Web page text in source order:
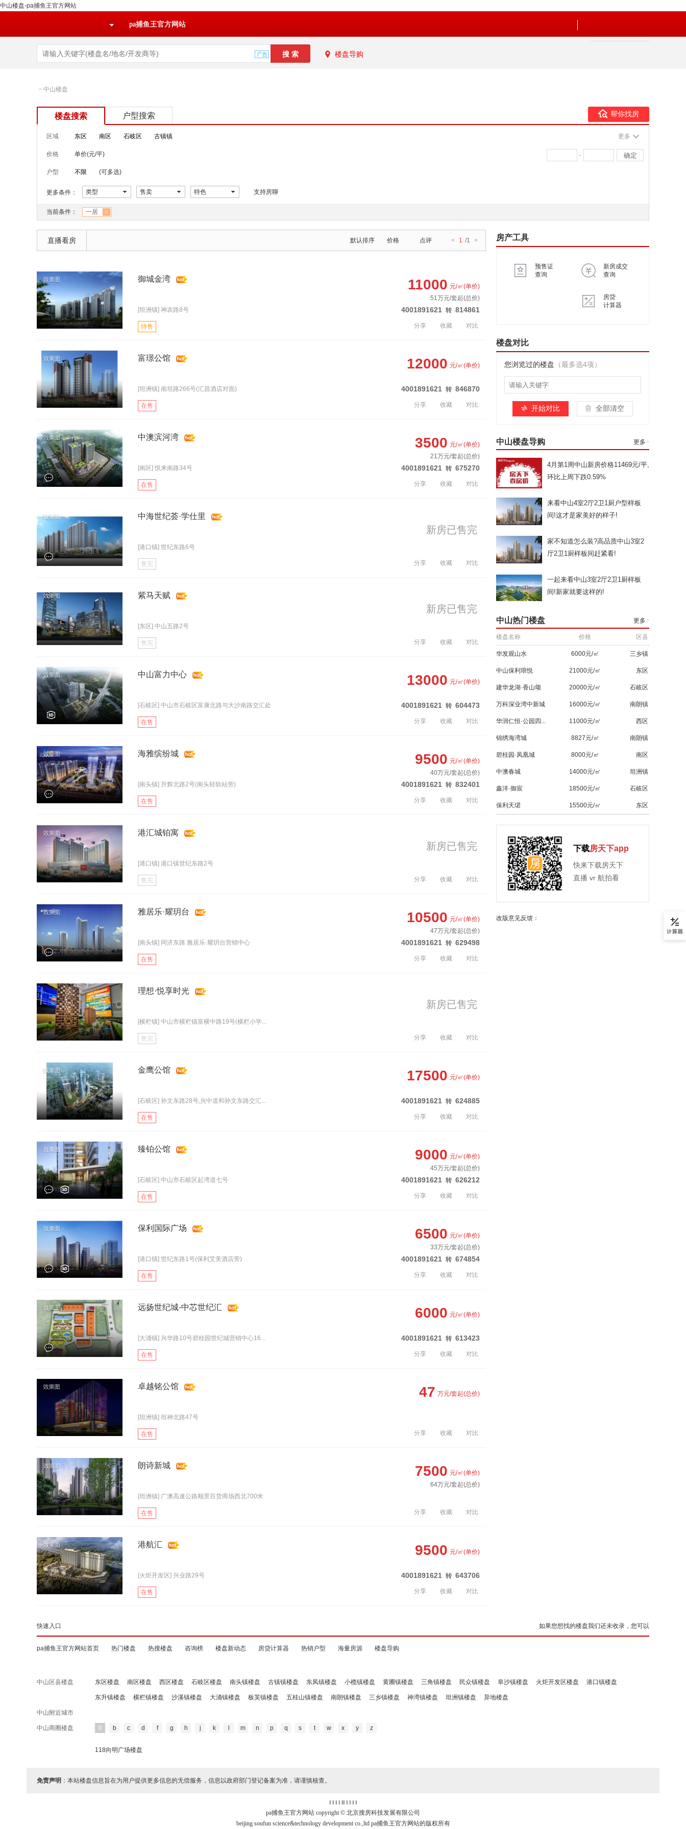
中山楼盘-pa捕鱼王官方网站
pa捕鱼王官方网站
楼盘导购
> 中山楼盘
楼盘搜索 户型搜索 帮你找房
区域 东区 南区 石岐区 古镇镇 更多
价格 单价(元/平) -
户型 不限 (可多选)
更多条件： 类型 售卖 特色 支持房聊
当前条件： 一居
直播看房 默认排序 价格 点评 < 1 /1 >
御城金湾
[坦洲镇] 神农路8号 4001891621 转 814861
待售
11000 元/㎡(单价)
51万元/套起(总价)
分享 收藏 对比
富璟公馆
[坦洲镇] 南坦路266号(汇昌酒店对面) 4001891621 转 846870
在售
12000 元/㎡(单价)
分享 收藏 对比
中澳滨河湾
[南区] 悦来南路34号 4001891621 转 675270
在售
3500 元/㎡(单价)
21万元/套起(总价)
分享 收藏 对比
中海世纪荟·学仕里
[港口镇] 世纪东路6号
售完
新房已售完
分享 收藏 对比
紫马天赋
[东区] 中山五路2号
售完
新房已售完
分享 收藏 对比
中山富力中心
[石岐区] 中山市石岐区富康北路与大沙南路交汇处 4001891621 转 604473
在售
13000 元/㎡(单价)
分享 收藏 对比
海雅缤纷城
[南头镇] 升辉北路2号(南头轻轨站旁) 4001891621 转 832401
在售
9500 元/㎡(单价)
40万元/套起(总价)
分享 收藏 对比
港汇城铂寓
[港口镇] 港口镇世纪东路2号
售完
新房已售完
分享 收藏 对比
雅居乐·耀玥台
[南头镇] 同济东路 雅居乐·耀玥台营销中心 4001891621 转 629498
在售
10500 元/㎡(单价)
47万元/套起(总价)
分享 收藏 对比
理想·悦享时光
[横栏镇] 中山市横栏镇富横中路19号(横栏小学...
售完
新房已售完
分享 收藏 对比
金鹰公馆
[石岐区] 孙文东路28号,兴中道和孙文东路交汇... 4001891621 转 624885
在售
17500 元/㎡(单价)
分享 收藏 对比
臻铂公馆
[石岐区] 中山市石岐区起湾道七号 4001891621 转 626212
在售
9000 元/㎡(单价)
45万元/套起(总价)
分享 收藏 对比
保利国际广场
[港口镇] 世纪东路1号(保利艾美酒店旁) 4001891621 转 674854
在售
6500 元/㎡(单价)
33万元/套起(总价)
分享 收藏 对比
远扬世纪城-中芯世纪汇
[大涌镇] 兴华路10号碧桂园世纪城营销中心16... 4001891621 转 613423
在售
6000 元/㎡(单价)
分享 收藏 对比
卓越铭公馆
[坦洲镇] 坦神北路47号
在售
47 万元/套起(总价)
分享 收藏 对比
朗诗新城
[坦洲镇] 广澳高速公路顺景百货商场西北700米
在售
7500 元/㎡(单价)
64万元/套起(总价)
分享 收藏 对比
港航汇
[火炬开发区] 兴业路29号 4001891621 转 643706
在售
9500 元/㎡(单价)
分享 收藏 对比
房产工具
预售证
查询
新房成交
查询
房贷
计算器
楼盘对比
您浏览过的楼盘 （最多选4项）
开始对比 全部清空
中山楼盘导购 更多>
4月第1周中山新房价格11469元/平,
环比上周下跌0.59%
来看中山4室2厅2卫1厨户型样板
间!这才是家美好的样子!
家不知道怎么装?高品质中山3室2
厅2卫1厨样板间赶紧看!
一起来看中山3室2厅2卫1厨样板
间!新家就要这样的!
中山热门楼盘 更多>
楼盘名称 价格 区县
华发观山水 6000元/㎡ 三乡镇
中山保利琅悦 21000元/㎡ 东区
建华龙湖·香山颂 20000元/㎡ 石岐区
万科深业湾中新城 16000元/㎡ 南朗镇
华润仁恒·公园四... 11000元/㎡ 西区
锦绣海湾城 8827元/㎡ 南朗镇
碧桂园·凤凰城 8000元/㎡ 南区
中澳春城 14000元/㎡ 坦洲镇
鑫洋·御宸 18500元/㎡ 石岐区
保利天珺 15500元/㎡ 东区
下载房天下app
快来下载房天下
直播 vr 航拍看
改版意见反馈：
如果您想找的楼盘我们还未收录，您可以
快速入口
pa捕鱼王官方网站首页 热门楼盘 热搜楼盘 咨询榜 楼盘新动态 房贷计算器 热销户型 海量房源 楼盘导购
中山区县楼盘 东区楼盘 南区楼盘 西区楼盘 石岐区楼盘 南头镇楼盘 古镇镇楼盘 东凤镇楼盘 小榄镇楼盘 黄圃镇楼盘 三角镇楼盘 民众镇楼盘 阜沙镇楼盘 火炬开发区楼盘 港口镇楼盘
东升镇楼盘 横栏镇楼盘 沙溪镇楼盘 大涌镇楼盘 板芙镇楼盘 五桂山镇楼盘 南朗镇楼盘 三乡镇楼盘 神湾镇楼盘 坦洲镇楼盘 异地楼盘
中山附近城市
中山商圈楼盘 0 b c d f g h j k m n p q s t w x y z
118向明广场楼盘
免责声明 ：本站楼盘信息旨在为用户提供更多信息的无偿服务，信息以政府部门登记备案为准，请谨慎核查。
‖ ‖ ‖ ‖ ‖‖ ‖ ‖ ‖ ‖
pa捕鱼王官方网站 copyright © 北京搜房科技发展有限公司
beijing soufun science&technology development co.,ltd pa捕鱼王官方网站的版权所有